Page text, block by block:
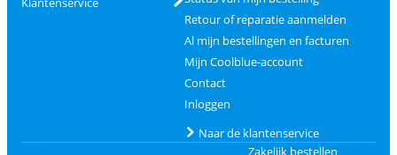
Retour of reparatie aanmelden
Al mijn bestellingen en facturen
Mijn Coolblue-account
Contact
Inloggen
Naar de klantenservice
Zakelijk bestellen